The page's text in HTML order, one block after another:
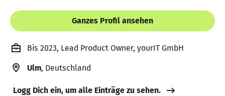
Ganzes Profil ansehen
Bis 2023, Lead Product Owner, yourIT GmbH
Ulm, Deutschland
Logg Dich ein, um alle Einträge zu sehen.